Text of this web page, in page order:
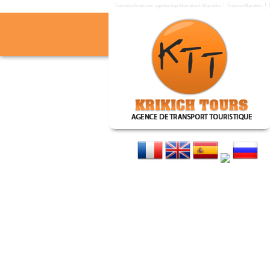
Toeristisch vervoer agentschap Marrakech Marokko Trips in Marokko